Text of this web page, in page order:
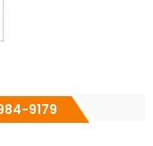
9179